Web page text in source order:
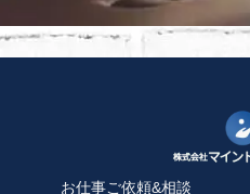
お仕事ご依頼&相談